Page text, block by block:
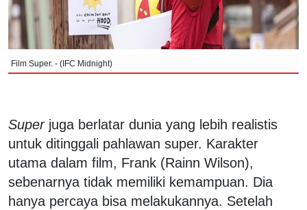
Film Super. - (IFC Midnight)
Superjuga berlatar dunia yang lebih realistis
untuk ditinggali pahlawan super. Karakter
utama dalam film, Frank (Rainn Wilson),
sebenarnya tidak memiliki kemampuan. Dia
hanya percaya bisa melakukannya. Setelah